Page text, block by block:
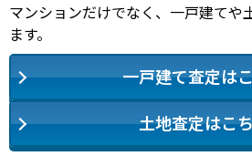
マンションだけでなく、一戸建てや
ます。
一戸建て査定は
土地査定はこ